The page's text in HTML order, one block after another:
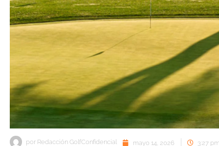
por Redacción GolfConfidencial mayo 14, 2026 3:27